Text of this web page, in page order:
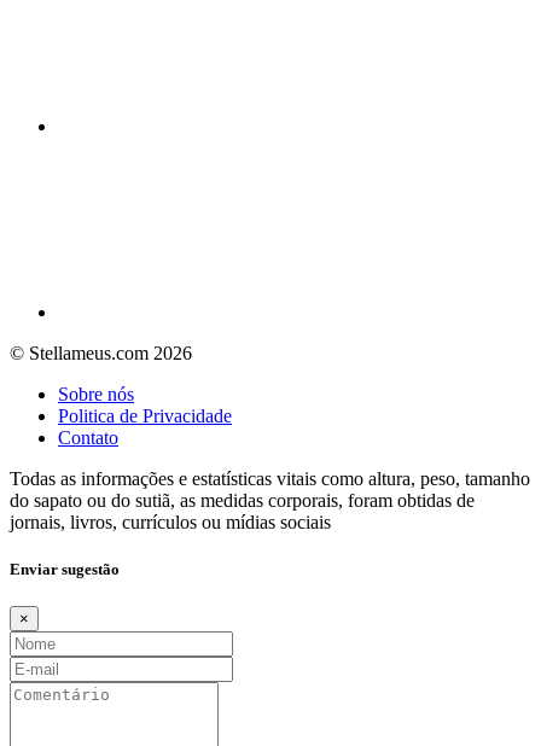
© Stellameus.com 2026
Sobre nós
Politica de Privacidade
Contato
Todas as informações e estatísticas vitais como altura, peso, tamanho
do sapato ou do sutiã, as medidas corporais, foram obtidas de
jornais, livros, currículos ou mídias sociais
Enviar sugestão
×